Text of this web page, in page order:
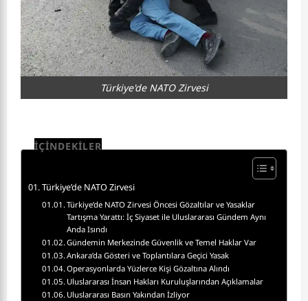
Türkiye'de NATO Zirvesi
İÇİNDEKİLER
Türkiye’de NATO Zirvesi
Türkiye’de NATO Zirvesi Öncesi Gözaltılar ve Yasaklar
Tartışma Yarattı: İç Siyaset ile Uluslararası Gündem Aynı
Anda Isındı
Gündemin Merkezinde Güvenlik ve Temel Haklar Var
Ankara’da Gösteri ve Toplantılara Geçici Yasak
Operasyonlarda Yüzlerce Kişi Gözaltına Alındı
Uluslararası İnsan Hakları Kuruluşlarından Açıklamalar
Uluslararası Basın Yakından İzliyor